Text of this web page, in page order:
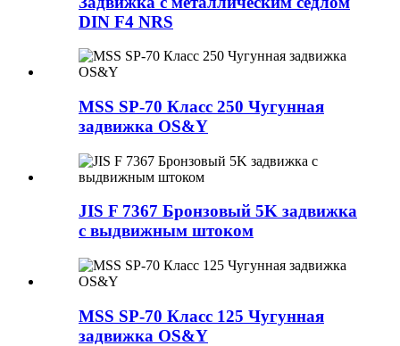
DIN F4 NRS
MSS SP-70 Класс 250 Чугунная
задвижка OS&Y
JIS F 7367 Бронзовый 5K задвижка
с выдвижным штоком
MSS SP-70 Класс 125 Чугунная
задвижка OS&Y